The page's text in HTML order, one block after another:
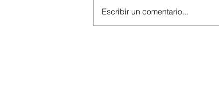
Escribir un comentario...